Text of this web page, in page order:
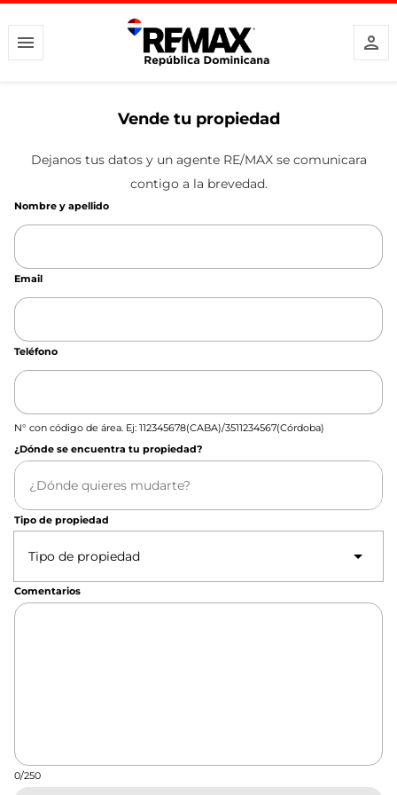
Vende tu propiedad
Dejanos tus datos y un agente RE/MAX se comunicara
contigo a la brevedad.
Nombre y apellido
Email
Teléfono
N° con código de área. Ej: 112345678(CABA)/3511234567(Córdoba)
¿Dónde se encuentra tu propiedad?
Tipo de propiedad
Tipo de propiedad
Comentarios
0/250